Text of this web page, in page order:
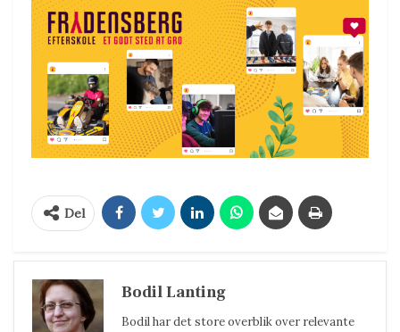
Del
Bodil Lanting
Bodil har det store overblik over relevante